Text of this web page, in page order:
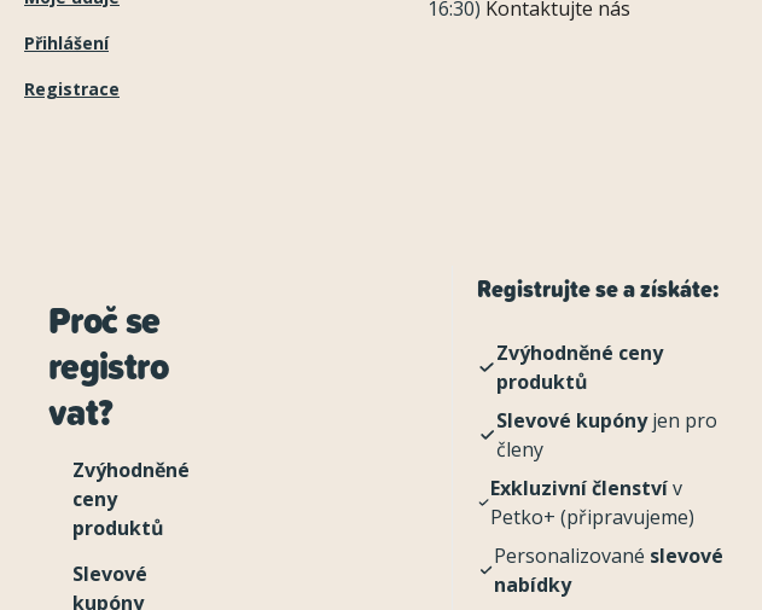
Přihlášení
Registrace
16:30) Kontaktujte nás
Proč se
registro
vat?
Zvýhodněné
ceny
produktů
Slevové
kupóny
Registrujte se a získáte:
Zvýhodněné ceny
produktů
Slevové kupónyjen pro
členy
Exkluzivní členstvív
Petko+ (připravujeme)
Personalizované slevové
nabídky